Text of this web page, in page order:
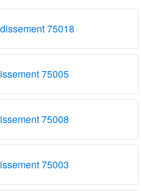
75018
75005
75008
75003